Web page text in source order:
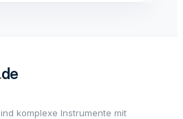
komplexe Instrumente mit